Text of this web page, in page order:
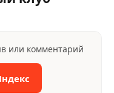
или комментарий